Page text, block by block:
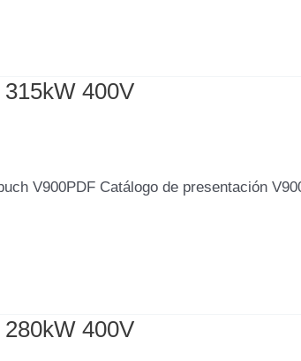
400V
V900PDF Catálogo de presentación
400V